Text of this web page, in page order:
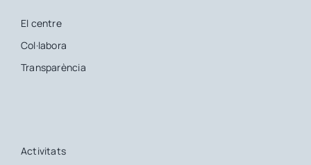
El centre
Col·labora
Transparència
Activitats